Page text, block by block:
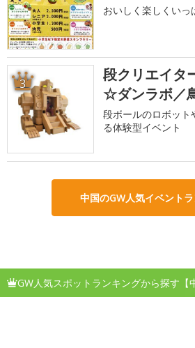
おいしく楽しくいっ
3
段クリエイタ
☆ダンラボ／
段ボールのロボット
る体験型イベント
中国のGW人気イベント
GW人気スポットランキングから探す【